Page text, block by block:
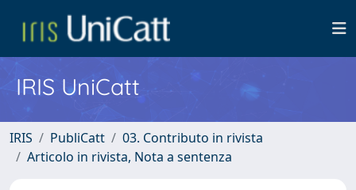
IRIS UniCatt
IRIS PubliCatt
03. Contributo in rivista
Articolo in rivista, Nota a sentenza